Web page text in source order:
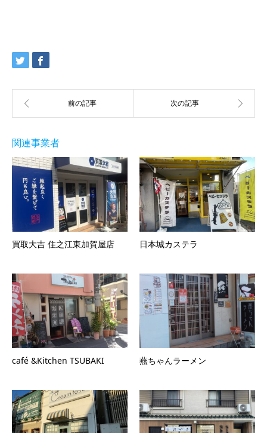
関連事業者
買取大吉 住之江東加賀屋店 日本城カステラ
café &Kitchen TSUBAKI 燕ちゃんラーメン